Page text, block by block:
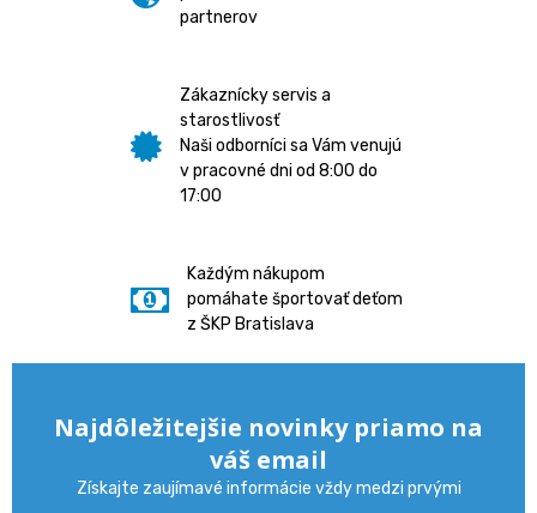
partnerov
Zákaznícky servis a
starostlivosť
Naši odborníci sa Vám venujú
v pracovné dni od 8:00 do
17:00
Každým nákupom
pomáhate športovať deťom
z ŠKP Bratislava
Najdôležitejšie novinky priamo na
váš email
Získajte zaujímavé informácie vždy medzi prvými